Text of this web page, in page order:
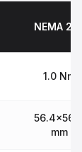
NEMA
1.0 Nm
mm